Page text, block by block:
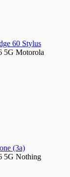
60 Stylus
5G Motorola
(3a)
5G Nothing